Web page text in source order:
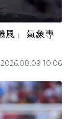
風」 氣象專
2026.08.09 10:06